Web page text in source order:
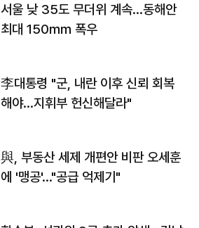
서울 낮 35도 무더위 계속…동해안
최대 150㎜ 폭우
李대통령 "군, 내란 이후 신뢰 회복
해야…지휘부 헌신해달라"
與, 부동산 세제 개편안 비판 오세훈
에 '맹공'…"공급 억제기"